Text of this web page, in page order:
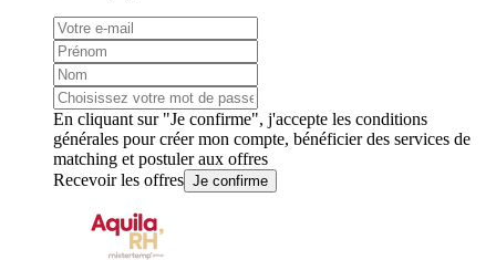
En cliquant sur "Je confirme", j'accepte les conditions
générales pour créer mon compte, bénéficier des services de
matching et postuler aux offres
Recevoir les offres Je confirme